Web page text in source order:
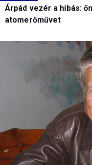
Árpád vezér a hibás:
atomerőművet